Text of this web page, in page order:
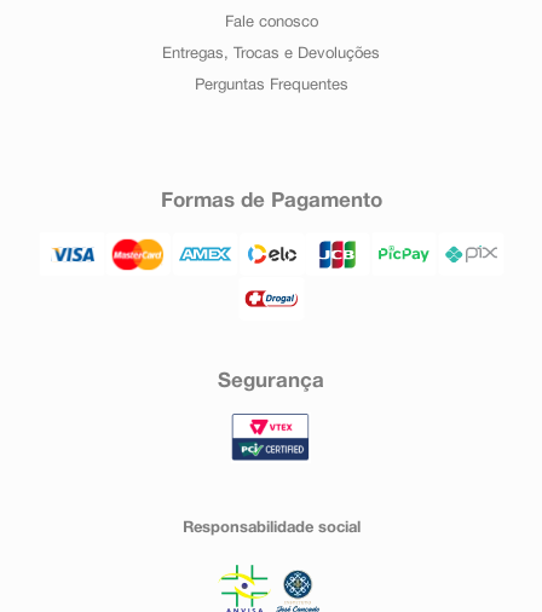
Fale conosco
Entregas, Trocas e Devoluções
Perguntas Frequentes
Formas de Pagamento
Segurança
Responsabilidade social